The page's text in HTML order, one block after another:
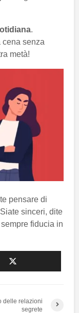
.
cena senza
metà!
pensare di
sinceri, dite
fiducia in
delle relazioni
segrete